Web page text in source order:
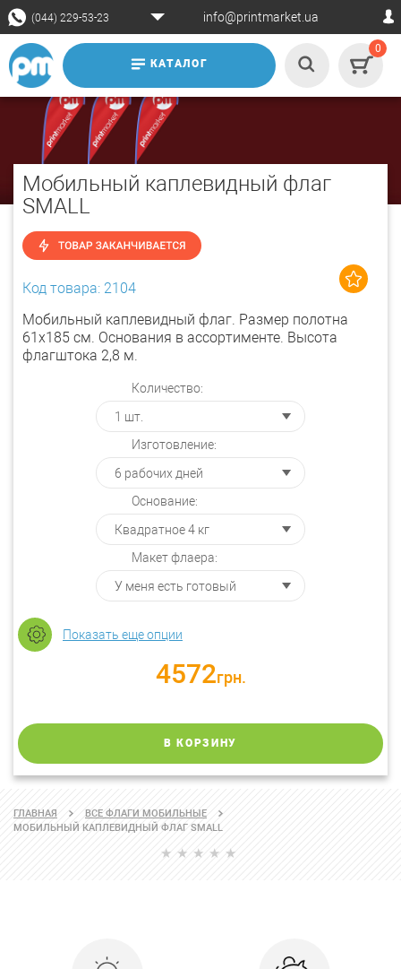
(044) 229-53-23 info@printmarket.ua
КАТАЛОГ
0
Мобильный каплевидный флаг
SMALL
Код товара: 2104
Мобильный каплевидный флаг. Размер полотна
61х185 см. Основания в ассортименте. Высота
флагштока 2,8 м.
Количество:
Изготовление:
Основание:
Макет флаера:
Показать еще опции
4572грн.
В КОРЗИНУ
ГЛАВНАЯ
ВСЕ ФЛАГИ МОБИЛЬНЫЕ
МОБИЛЬНЫЙ КАПЛЕВИДНЫЙ ФЛАГ SMALL